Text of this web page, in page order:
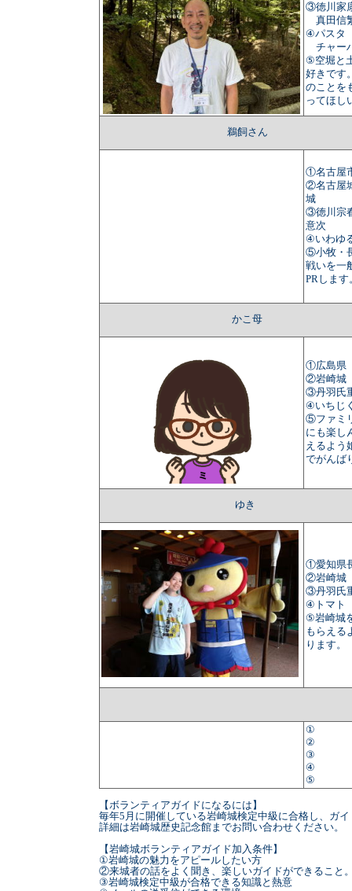
③徳川家
真田信
④パスタ
チャー
⑤空堀と
好きです
のことを
ってほし
鵜飼さん
①名古屋
②名古屋
城
③徳川宗
意次
④いわゆ
⑤小牧・
戦いを一
PRします
かこ母
①広島県
②岩崎城
③丹羽氏
④いちじ
⑤ファミ
にも楽し
えるよう
でがんば
ゆき
①愛知県
②岩崎城
③丹羽氏
④トマト
⑤岩崎城
もらえる
ります。
①
②
③
④
⑤
【ボランティアガイドになるには】
毎年5月に開催している岩崎城検定中級に合格し、ガ
詳細は岩崎城歴史記念館までお問い合わせください。
【岩崎城ボランティアガイド加入条件】
①岩崎城の魅力をアピールしたい方
②来城者の話をよく聞き、楽しいガイドができること
③岩崎城検定中級が合格できる知識と熱意